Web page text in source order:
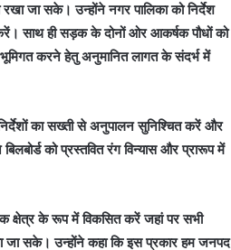
रखा जा सके। उन्होंने नगर पालिका को निर्देश
करें। साथ ही सड़क के दोनों ओर आकर्षक पौधों को
भूमिगत करने हेतु अनुमानित लागत के संदर्भ में
निर्देशों का सख्ती से अनुपालन सुनिश्चित करें और
को प्रस्तवित रंग विन्यास और प्रारूप में
क्षेत्र के रूप में विकसित करें जहां पर सभी
जा सके। उन्होंने कहा कि इस प्रकार हम जनपद